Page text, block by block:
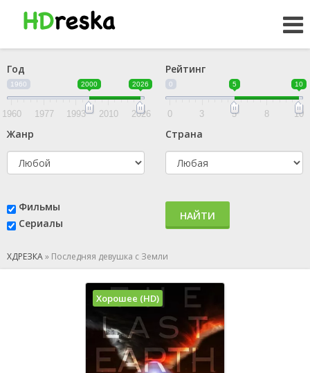
Год
1960 2000 2026
1960 1977 1993 2010 2026
Рейтинг
0 5 10
0 3 5 8 10
Жанр Страна
Фильмы
Сериалы
НАЙТИ
ХДРЕЗКА» Последняя девушка с Земли
Хорошее (HD)